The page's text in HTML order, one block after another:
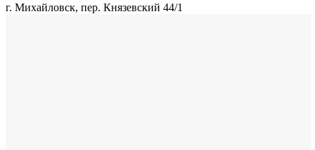
г. Михайловск, пер. Князевский 44/1